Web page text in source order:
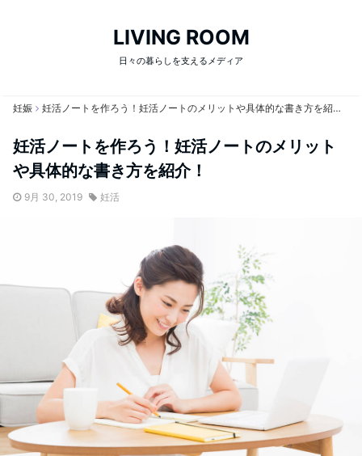
LIVING ROOM
日々の暮らしを支えるメディア
妊娠 妊活ノートを作ろう！妊活ノートのメリットや具体的な書き方を紹介！
妊活ノートを作ろう！妊活ノートのメリット
や具体的な書き方を紹介！
9月 30, 2019 妊活